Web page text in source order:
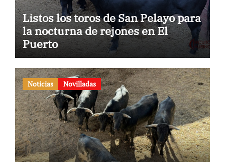
Listos los toros de San Pelayo para
la nocturna de rejones en El
Puerto
Noticias Novilladas